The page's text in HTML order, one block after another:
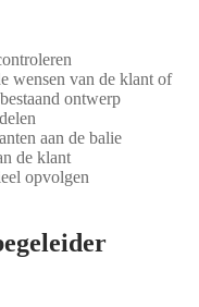
wensen van de klant of
ontwerp
aan de balie
de klant
opvolgen